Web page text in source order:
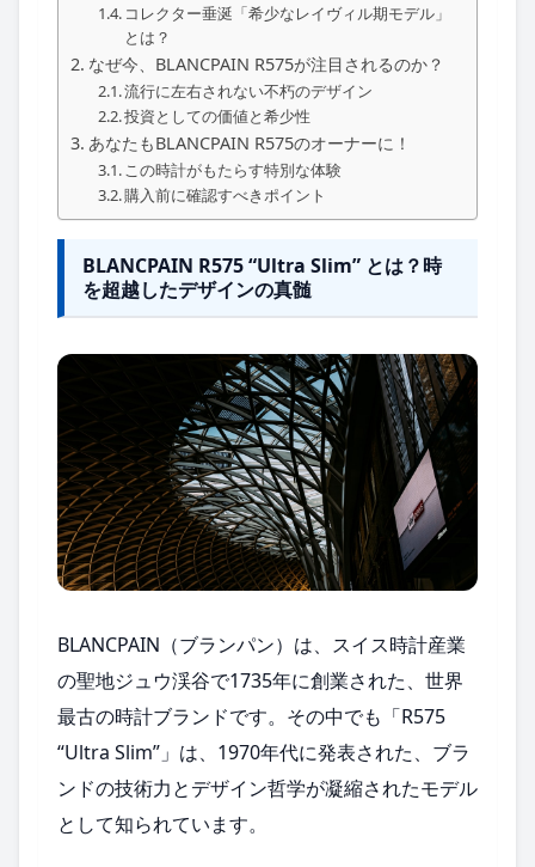
コレクター垂涎「希少なレイヴィル期モデル」
とは？
なぜ今、BLANCPAIN R575が注目されるのか？
流行に左右されない不朽のデザイン
投資としての価値と希少性
あなたもBLANCPAIN R575のオーナーに！
この時計がもたらす特別な体験
購入前に確認すべきポイント
BLANCPAIN R575 “Ultra Slim” とは？時
を超越したデザインの真髄
BLANCPAIN（ブランパン）は、スイス時計産業
の聖地ジュウ渓谷で1735年に創業された、世界
最古の時計ブランドです。その中でも「R575
“Ultra Slim”」は、1970年代に発表された、ブラ
ンドの技術力とデザイン哲学が凝縮されたモデル
として知られています。